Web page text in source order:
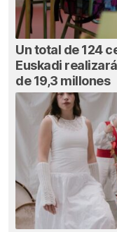
Un total de 124
Euskadi
de 19,3 millones